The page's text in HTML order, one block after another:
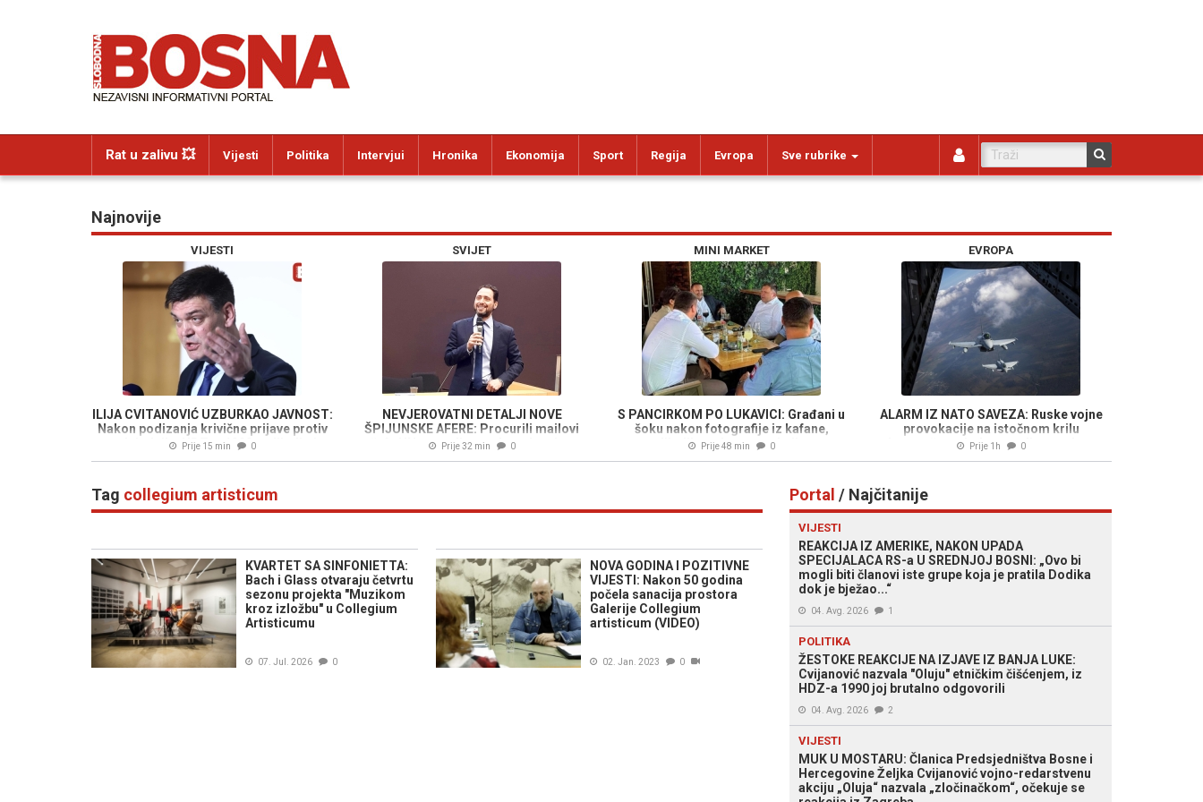
Rat u zalivu 💥 Vijesti Politika Intervjui Hronika Ekonomija Sport Regija Evropa Sve rubrike
Najnovije
VIJESTI
ILIJA CVITANOVIĆ UZBURKAO JAVNOST:
Nakon podizanja krivične prijave protiv
predsjednika HDZ-a 1990, uslijedio je
Prije 15 min 0
SVIJET
NEVJEROVATNI DETALJI NOVE
ŠPIJUNSKE AFERE: Procurili mailovi
šefa UN-a, godinama Izraelu tajno
Prije 32 min 0
MINI MARKET
S PANCIRKOM PO LUKAVICI: Građani u
šoku nakon fotografije iz kafane,
uslijedile su burne reakcije...
Prije 48 min 0
EVROPA
ALARM IZ NATO SAVEZA: Ruske vojne
provokacije na istočnom krilu
udvostručene, jedna zemlja na udaru...
Prije 1h 0
Tag collegium artisticum
KVARTET SA SINFONIETTA:
Bach i Glass otvaraju četvrtu
sezonu projekta "Muzikom
kroz izložbu" u Collegium
Artisticumu
07. Jul. 2026 0
NOVA GODINA I POZITIVNE
VIJESTI: Nakon 50 godina
počela sanacija prostora
Galerije Collegium
artisticum (VIDEO)
02. Jan. 2023 0
Portal / Najčitanije
VIJESTI
REAKCIJA IZ AMERIKE, NAKON UPADA
SPECIJALACA RS-a U SREDNJOJ BOSNI: „Ovo bi
mogli biti članovi iste grupe koja je pratila Dodika
dok je bježao...“
04. Avg. 2026 1
POLITIKA
ŽESTOKE REAKCIJE NA IZJAVE IZ BANJA LUKE:
Cvijanović nazvala "Oluju" etničkim čišćenjem, iz
HDZ-a 1990 joj brutalno odgovorili
04. Avg. 2026 2
VIJESTI
MUK U MOSTARU: Članica Predsjedništva Bosne i
Hercegovine Željka Cvijanović vojno-redarstvenu
akciju „Oluja“ nazvala „zločinačkom“, očekuje se